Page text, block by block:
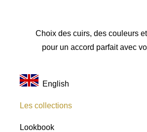
Choix des cuirs, des couleurs
pour un accord parfait avec
English
Les collections
Lookbook